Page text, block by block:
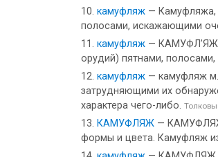
камуфляж — Камуфляжа,
полосами, искажающими
камуфляж — КАМУФЛ’ЯЖ,
орудий) пятнами,
камуфляж — камуфляж
затрудняющими их
характера чего-либо.
КАМУФЛЯЖ — КАМУФЛЯЖ
формы и цвета. Камуфляж